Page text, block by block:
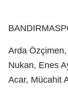
Arda Özçimen,
Nukan, Enes
Acar, Mücahit